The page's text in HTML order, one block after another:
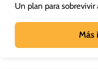
Un plan para
Más